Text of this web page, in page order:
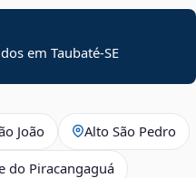
emTaubaté-SE
João Alto São Pedro
do Piracangaguá